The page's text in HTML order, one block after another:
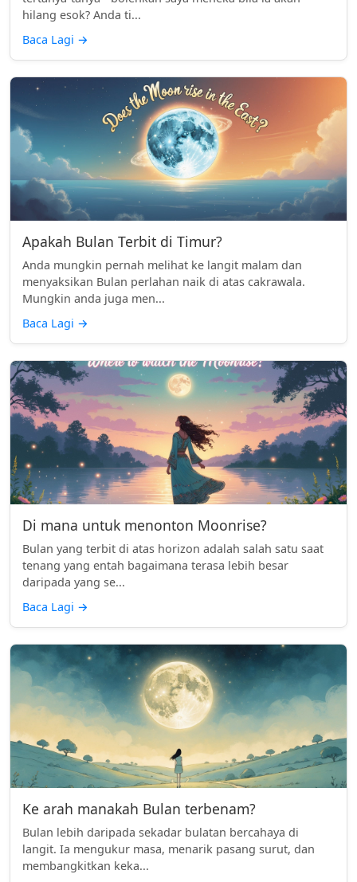
hilang esok? Anda ti...
Baca Lagi →
Apakah Bulan Terbit di Timur?
Anda mungkin pernah melihat ke langit malam dan
menyaksikan Bulan perlahan naik di atas cakrawala.
Mungkin anda juga men...
Baca Lagi →
Di mana untuk menonton Moonrise?
Bulan yang terbit di atas horizon adalah salah satu saat
tenang yang entah bagaimana terasa lebih besar
daripada yang se...
Baca Lagi →
Ke arah manakah Bulan terbenam?
Bulan lebih daripada sekadar bulatan bercahaya di
langit. Ia mengukur masa, menarik pasang surut, dan
membangkitkan keka...